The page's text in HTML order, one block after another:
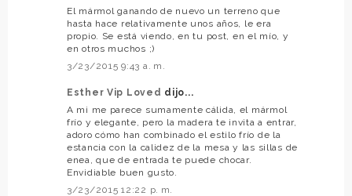
El mármol ganando de nuevo un terreno que
hasta hace relativamente unos años, le era
propio. Se está viendo, en tu post, en el mío, y
en otros muchos ;)
3/23/2015 9:43 a. m.
Esther Vip Loved dijo...
A mi me parece sumamente cálida, el mármol
frío y elegante, pero la madera te invita a entrar,
adoro cómo han combinado el estilo frío de la
estancia con la calidez de la mesa y las sillas de
enea, que de entrada te puede chocar.
Envidiable buen gusto.
3/23/2015 12:22 p. m.